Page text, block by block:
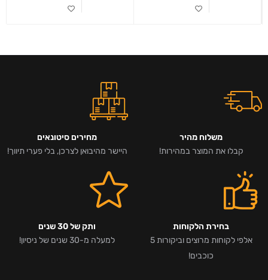
משלוח מהיר
קבלו את המוצר במהירות!
מחירים סיטונאים
היישר מהיבואן לצרכן, בלי פערי תיווך!
בחירת הלקוחות
אלפי לקוחות מרוצים וביקורות 5
כוכבים!
ותק של 30 שנים
למעלה מ-30 שנים של ניסיון!